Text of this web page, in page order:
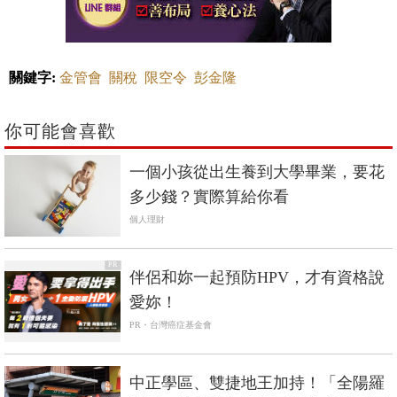
關鍵字: 金管會 關稅 限空令 彭金隆
你可能會喜歡
一個小孩從出生養到大學畢業，要花
多少錢？實際算給你看
個人理財
PR
伴侶和妳一起預防HPV，才有資格說
愛妳！
PR・台灣癌症基金會
中正學區、雙捷地王加持！「全陽羅